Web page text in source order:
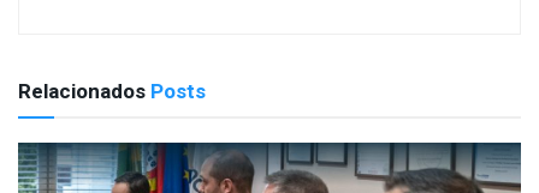
Relacionados Posts